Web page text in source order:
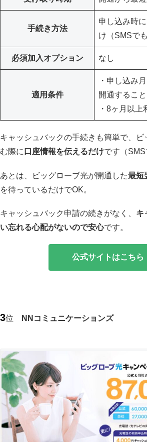
手続き方法
申し込み時
け（SMSでも
必須加入オプション なし
適用条件
・申し込み
開通すること
・8ヶ月以上
キャッシュバックの手続きも簡単で、
む際に 口座情報を伝えるだけです（SMS
あとは、ビッグローブ光が開通した最短
を待っているだけでOK。
キャッシュバック申請の続きがなく、 キ
い忘れる心配がないので安心です。
公式サイトはこちら
3位 NNコミュニケーションズ